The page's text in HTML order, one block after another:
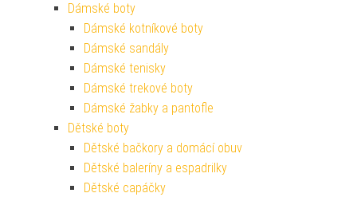
Dámské boty
Dámské kotníkové boty
Dámské sandály
Dámské tenisky
Dámské trekové boty
Dámské žabky a pantofle
Dětské boty
Dětské bačkory a domácí obuv
Dětské baleríny a espadrilky
Dětské capáčky